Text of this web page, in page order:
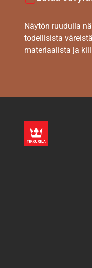
Näytön ruudulla
todellisista
materiaalista ja